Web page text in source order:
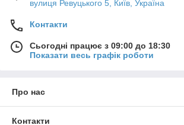
вулиця Ревуцького 5, Київ, Україна
Контакти
Сьогодні працює з 09:00 до 18:30
Показати весь графік роботи
Про нас
Контакти